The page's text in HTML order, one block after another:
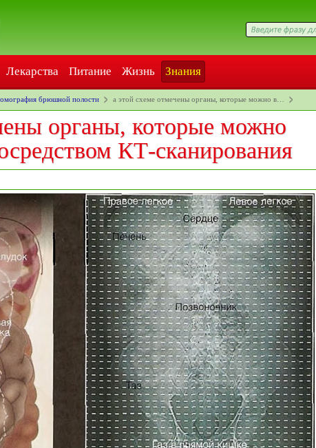
Лекарства Питание Жизнь Знания
брюшной полости а этой схеме отмечены органы, которые можно в…
органы, которые можно
КТ-сканирования